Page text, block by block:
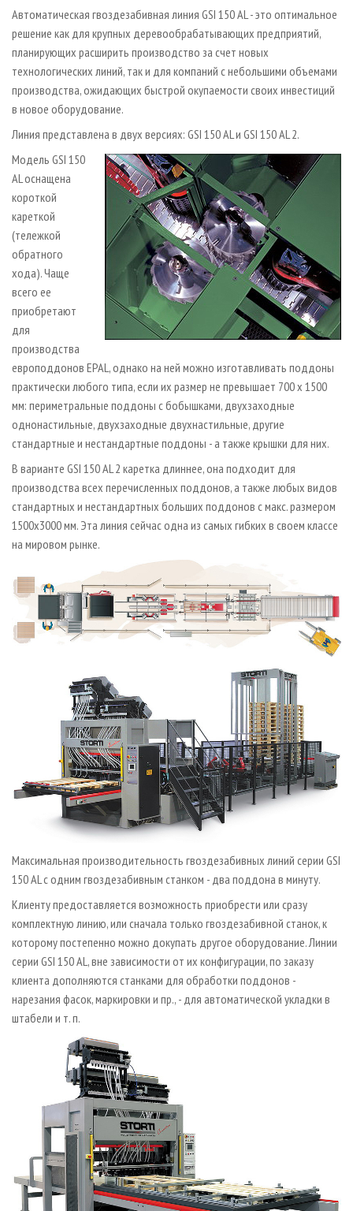
Автоматическая гвоздезабивная линия GSI 150 AL - это оптимальное
решение как для крупных деревообрабатывающих предприятий,
планирующих расширить производство за счет новых
технологических линий, так и для компаний с небольшими объемами
производства, ожидающих быстрой окупаемости своих инвестиций
в новое оборудование.
Линия представлена в двух версиях: GSI 150 AL и GSI 150 AL 2.
Модель GSI 150
AL оснащена
короткой
кареткой
(тележкой
обратного
хода). Чаще
всего ее
приобретают
для
производства
европоддонов EPAL, однако на ней можно изготавливать поддоны
практически любого типа, если их размер не превышает 700 х 1500
мм: периметральные поддоны с бобышками, двухзаходные
однонастильные, двухзаходные двухнастильные, другие
стандартные и нестандартные поддоны - а также крышки для них.
В варианте GSI 150 AL 2 каретка длиннее, она подходит для
производства всех перечисленных поддонов, а также любых видов
стандартных и нестандартных больших поддонов с макс. размером
1500х3000 мм. Эта линия сейчас одна из самых гибких в своем классе
на мировом рынке.
Максимальная производительность гвоздезабивных линий серии GSI
150 AL с одним гвоздезабивным станком - два поддона в минуту.
Клиенту предоставляется возможность приобрести или сразу
комплектную линию, или сначала только гвоздезабивной станок, к
которому постепенно можно докупать другое оборудование. Линии
серии GSI 150 AL, вне зависимости от их конфигурации, по заказу
клиента дополняются станками для обработки поддонов -
нарезания фасок, маркировки и пр., - для автоматической укладки в
штабели и т. п.